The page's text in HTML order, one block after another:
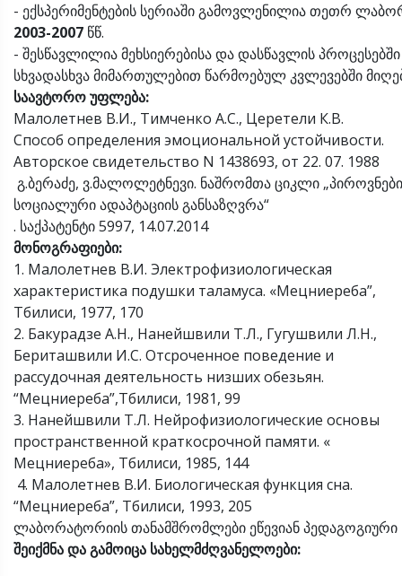
- ექსპერიმენტების სერიაში გამოვლენილია თეთრ
2003-2007 წწ.
- შესწავლილია მეხსიერებისა და დასწავლის
სხვადასხვა მიმართულებით წარმოებულ კვლევებში
საავტოროუფლება:
Малолетнев В.И., Тимченко А.С., Церетели К.В.
Способ определения эмоциональной устойчивости.
Авторское свидетельство N 1438693, от 22. 07. 1988
გ.ბერაძე, ვ.მალოლეტნევი. ნაშრომთა ციკლი
სოციალური ადაპტაციის განსაზღვრა“
. საქპატენტი 5997, 14.07.2014
მონოგრაფიები:
1. Малолетнев В.И. Электрофизиологическая
характеристика подушки таламуса. «Мецниереба”,
Тбилиси, 1977, 170
2. Бакурадзе А.Н., Нанейшвили Т.Л., Гугушвили Л.Н.,
Бериташвили И.С. Отсроченное поведение и
рассудочная деятельность низших обезьян.
“Мецниереба”,Тбилиси, 1981, 99
3. Нанейшвили Т.Л. Нейрофизиологические основы
пространственной краткосрочной памяти. «
Мецниереба», Тбилиси, 1985, 144
4. Малолетнев В.И. Биологическая функция сна.
“Мецниереба”, Тбилиси, 1993, 205
ლაბორატორიის თანამშრომლები ეწევიან პედაგოგიური
შეიქმნადაგამოიცა სახელმძღვანელოები: